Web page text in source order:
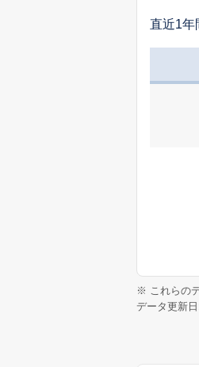
直近1年
※ これらの
データ更新